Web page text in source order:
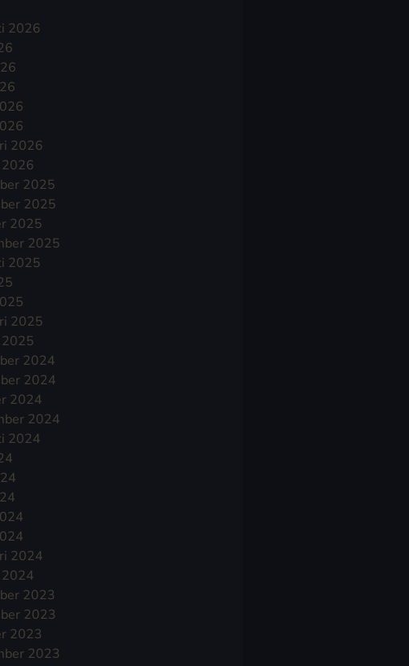
2026
2026
2026
2025
2025
2025
2025
2025
2025
2025
2024
2024
2024
2024
2024
2024
2024
2023
2023
2023
2023